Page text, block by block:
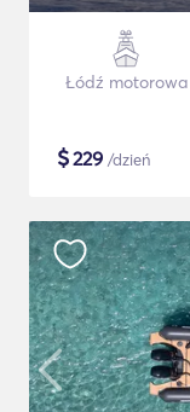
Łódź motorowa
$229 /dzień